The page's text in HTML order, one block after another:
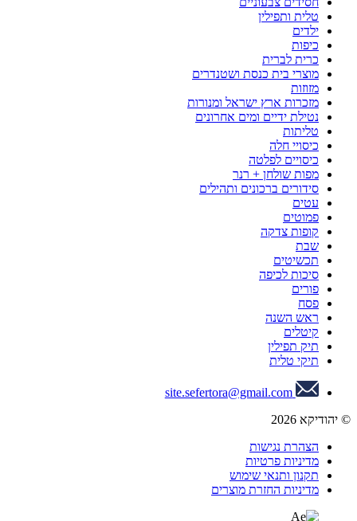
טלית ותפילין
ילדים
כיפות
כרית לברית
מוצרי בית כנסת ושטנדרים
מזוזות
מזכרות ארץ ישראל ומנורות
נטילת ידיים ומים אחרונים
טליתות
כיסויי חלה
כיסויים לפלטה
מפות שולחן + רנר
סידורים ברכונים ותהילים
עטים
פמוטים
קופות צדקה
שבת
תכשיטים
סיכות לכיפה
פורים
פסח
ראש השנה
קיטלים
תיק תפילין
תיקי טלית
site.sefertora@gmail.com
© יהודיקא 2026
הצהרת נגישות
מדיניות פרטיות
תקנון ותנאי שימוש
מדיניות החזרת מוצרים